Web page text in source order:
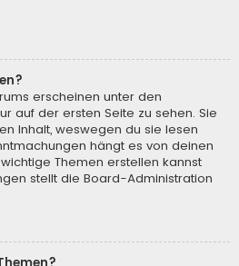
erscheinen unter den
auf der ersten Seite zu sehen. Sie
Inhalt, weswegen du sie lesen
hängt es von deinen
Themen erstellen kannst
stellt die Board-Administration